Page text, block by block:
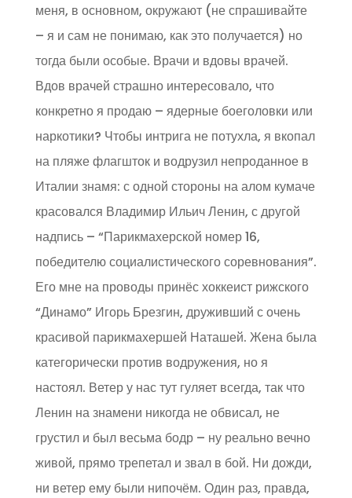
меня, в основном, окружают (не спрашивайте
– я и сам не понимаю, как это получается) но
тогда были особые. Врачи и вдовы врачей.
Вдов врачей страшно интересовало, что
конкретно я продаю – ядерные боеголовки или
наркотики? Чтобы интрига не потухла, я вкопал
на пляже флагшток и водрузил непроданное в
Италии знамя: с одной стороны на алом кумаче
красовался Владимир Ильич Ленин, с другой
надпись – “Парикмахерской номер 16,
победителю социалистического соревнования”.
Его мне на проводы принёс хоккеист рижского
“Динамо” Игорь Брезгин, друживший с очень
красивой парикмахершей Наташей. Жена была
категорически против водружения, но я
настоял. Ветер у нас тут гуляет всегда, так что
Ленин на знамени никогда не обвисал, не
грустил и был весьма бодр – ну реально вечно
живой, прямо трепетал и звал в бой. Ни дожди,
ни ветер ему были нипочём. Один раз, правда,